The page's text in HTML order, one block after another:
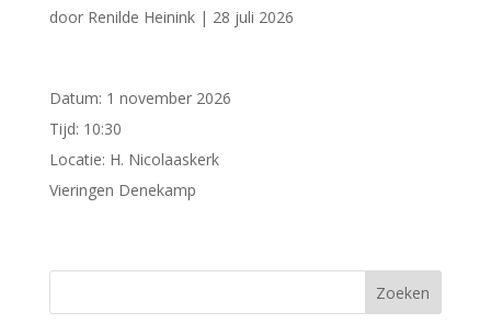
door Renilde Heinink| 28 juli 2026
Datum: 1 november 2026
Tijd: 10:30
Locatie: H. Nicolaaskerk
Vieringen Denekamp
Zoeken